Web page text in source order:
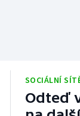
SOCIÁLNÍ
Odteď